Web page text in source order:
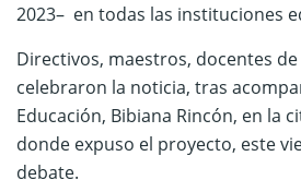
2023– en todas las instituciones
Directivos, maestros, docentes
celebraron la noticia, tras
Educación, Bibiana Rincón, en la
donde expuso el proyecto, este
debate.